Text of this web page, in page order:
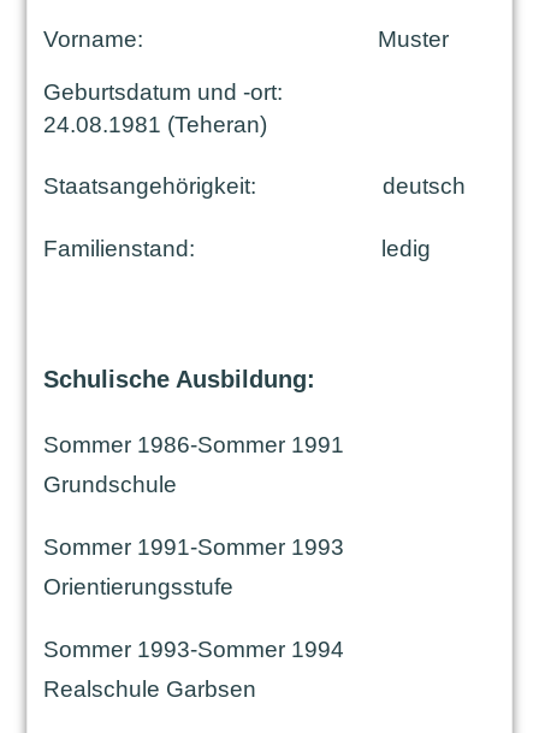
Vorname: Muster
Geburtsdatum und -ort:
24.08.1981 (Teheran)
Staatsangehörigkeit: deutsch
Familienstand: ledig
Schulische Ausbildung:
Sommer 1986-Sommer 1991
Grundschule
Sommer 1991-Sommer 1993
Orientierungsstufe
Sommer 1993-Sommer 1994
Realschule Garbsen